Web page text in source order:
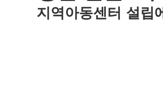
지역아동센터 설립